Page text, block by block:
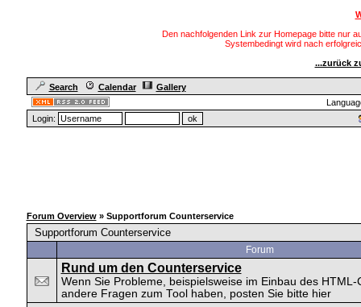
Den nachfolgenden Link zur Homepage bitte nur
Systembedingt wird nach
...zurück
Search Calendar
Gallery
Login:
Forum Overview » Supportforum Counterservice
Supportforum Counterservice
Forum
Rund um den Counterservice
Wenn Sie Probleme, beispielsweise im Einbau des HTML-
andere Fragen zum Tool haben, posten Sie bitte hier